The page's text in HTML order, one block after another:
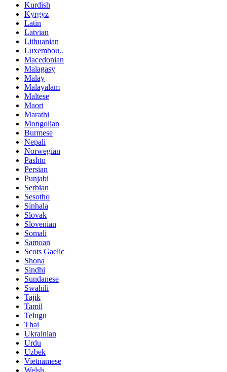
Kurdish
Kyrgyz
Latin
Latvian
Lithuanian
Luxembou..
Macedonian
Malagasy
Malay
Malayalam
Maltese
Maori
Marathi
Mongolian
Burmese
Nepali
Norwegian
Pashto
Persian
Punjabi
Serbian
Sesotho
Sinhala
Slovak
Slovenian
Somali
Samoan
Scots Gaelic
Shona
Sindhi
Sundanese
Swahili
Tajik
Tamil
Telugu
Thai
Ukrainian
Urdu
Uzbek
Vietnamese